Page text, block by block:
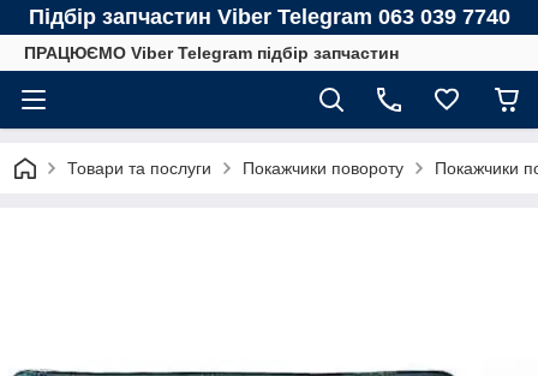
Підбір запчастин Viber Telegram 063 039 7740
ПРАЦЮЄМО Viber Telegram підбір запчастин
Товари та послуги Покажчики повороту Покажчики